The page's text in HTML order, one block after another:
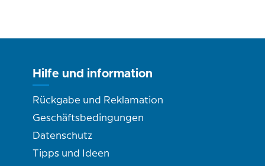
Hilfe und information
Rückgabe und Reklamation
Geschäftsbedingungen
Datenschutz
Tipps und Ideen